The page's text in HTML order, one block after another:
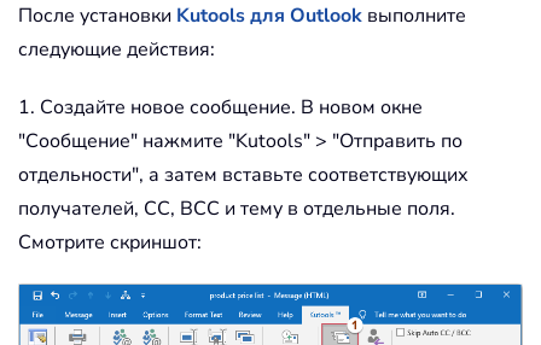
После установки Kutools для Outlook выполните
следующие действия:
1. Создайте новое сообщение. В новом окне
"Сообщение" нажмите "Kutools" > "Отправить по
отдельности", а затем вставьте соответствующих
получателей, CC, BCC и тему в отдельные поля.
Смотрите скриншот: